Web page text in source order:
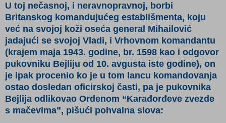
U toj nečasnoj, i neravnopravnoj, borbi
Britanskog komandujućeg establišmenta, koju
već na svojoj koži oseća general Mihailović
jadajući se svojoj Vladi, i Vrhovnom komandantu
(krajem maja 1943. godine, br. 1598 kao i odgovor
pukovniku Bejliju od 10. avgusta iste godine), on
je ipak procenio ko je u tom lancu komandovanja
ostao dosledan oficirskoj časti, pa je pukovnika
Bejlija odlikovao Ordenom “Karađorđeve zvezde
s mačevima”, pišući pohvalna slova: